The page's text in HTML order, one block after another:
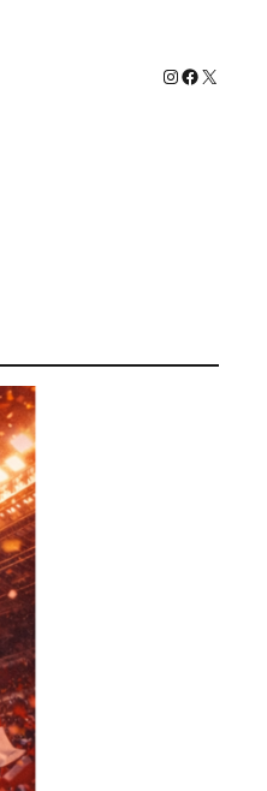
Instagram
Facebook
X